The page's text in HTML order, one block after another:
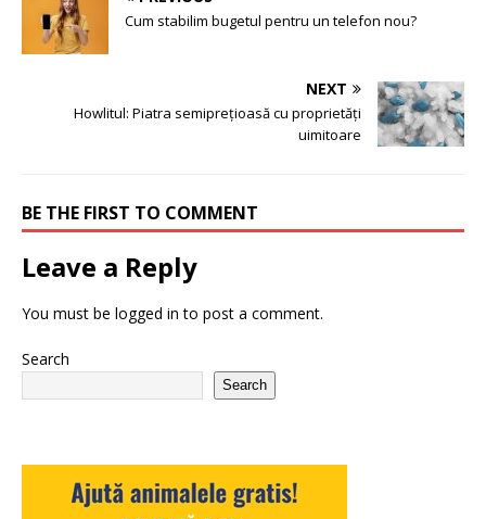
Cum stabilim bugetul pentru un telefon nou?
NEXT
Howlitul: Piatra semiprețioasă cu proprietăți
uimitoare
BE THE FIRST TO COMMENT
Leave a Reply
You must be logged in to post a comment.
Search
Search